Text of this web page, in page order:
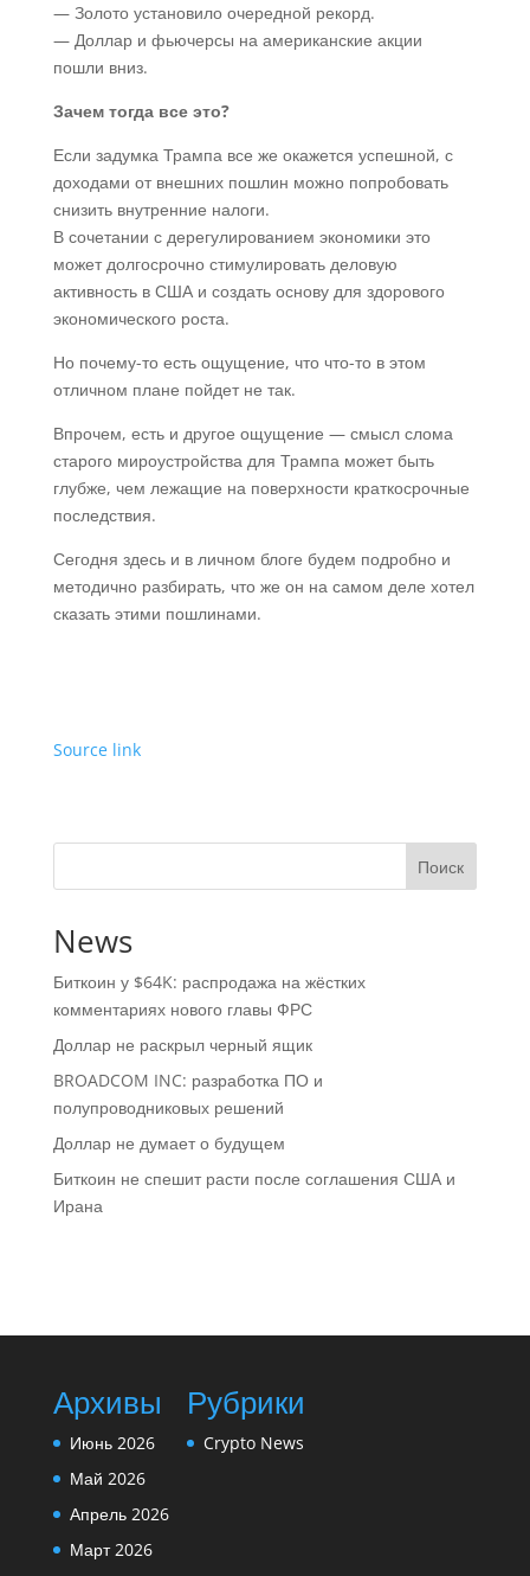
— Золото установило очередной рекорд.
— Доллар и фьючерсы на американские акции
пошли вниз.
Зачем тогда все это?
Если задумка Трампа все же окажется успешной, с
доходами от внешних пошлин можно попробовать
снизить внутренние налоги.
В сочетании с дерегулированием экономики это
может долгосрочно стимулировать деловую
активность в США и создать основу для здорового
экономического роста.
Но почему-то есть ощущение, что что-то в этом
отличном плане пойдет не так.
Впрочем, есть и другое ощущение — смысл слома
старого мироустройства для Трампа может быть
глубже, чем лежащие на поверхности краткосрочные
последствия.
Сегодня здесь и в личном блоге будем подробно и
методично разбирать, что же он на самом деле хотел
сказать этими пошлинами.
Source link
Поиск
News
Биткоин у $64K: распродажа на жёстких
комментариях нового главы ФРС
Доллар не раскрыл черный ящик
BROADCOM INC: разработка ПО и
полупроводниковых решений
Доллар не думает о будущем
Биткоин не спешит расти после соглашения США и
Ирана
Архивы
Июнь 2026
Май 2026
Апрель 2026
Март 2026
Рубрики
Crypto News